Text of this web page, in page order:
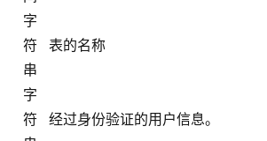
字
符
串
表的名称
字
符
经过身份验证的用户信息。